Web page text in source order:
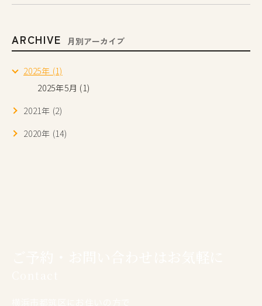
ARCHIVE 月別アーカイブ
2025年 (1)
2025年5月 (1)
2021年 (2)
2020年 (14)